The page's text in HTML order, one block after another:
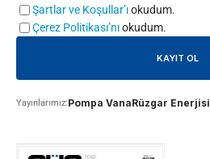
Şartlar ve Koşullar’ıokudum.
Çerez Politikası’nıokudum.
Yayınlarımız:Pompa VanaRüzgar Enerjisi